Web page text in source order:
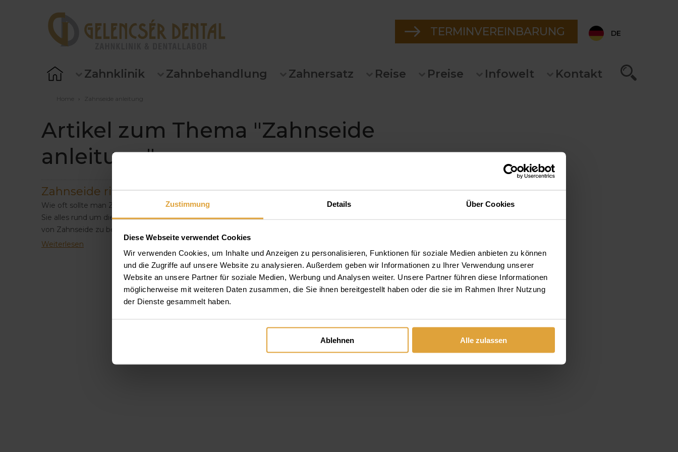
Zustimmung Details Über Cookies
Diese Webseite verwendet Cookies
Wir verwenden Cookies, um Inhalte und Anzeigen zu personalisieren, Funktionen für soziale Medien anbieten zu können
und die Zugriffe auf unsere Website zu analysieren. Außerdem geben wir Informationen zu Ihrer Verwendung unserer
Website an unsere Partner für soziale Medien, Werbung und Analysen weiter. Unsere Partner führen diese Informationen
möglicherweise mit weiteren Daten zusammen, die Sie ihnen bereitgestellt haben oder die sie im Rahmen Ihrer Nutzung
der Dienste gesammelt haben.
Ablehnen Alle zulassen
TERMINVEREINBARUNG DE
Zahnklinik Zahnbehandlung Zahnersatz Reise Preise Infowelt Kontakt
Home › Zahnseide anleitung
Artikel zum Thema "Zahnseide
anleitung"
Zahnseide richtig benutzen
Wie oft sollte man Zahnseide benutzen? Welche Zahnseide ist für mich die richtige? In unserem Experten-Ratgeber erfahren
Sie alles rund um die richtige Anwendung von Zahnseide, welche Zahnseide Sie benötigen und was es bei der Anwendung
von Zahnseide zu beachten gibt. Benutzen Sie Zahnseide und tun Sie so etwas für eine gesunde Mundflora!
Weiterlesen